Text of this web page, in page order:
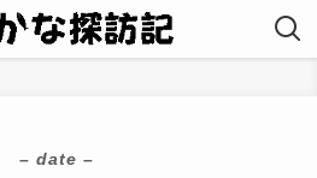
– date –